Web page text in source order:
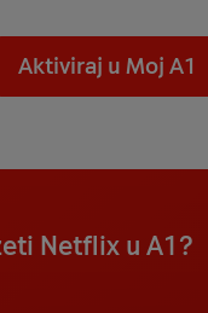
Aktiviraj u Moj A1
Netflix u A1?